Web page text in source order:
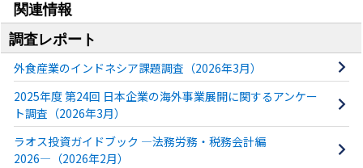
関連情報
調査レポート
外食産業のインドネシア課題調査（2026年3月）
2025年度 第24回 日本企業の海外事業展開に関するアンケー
ト調査（2026年3月）
ラオス投資ガイドブック ―法務労務・税務会計編
2026―（2026年2月）